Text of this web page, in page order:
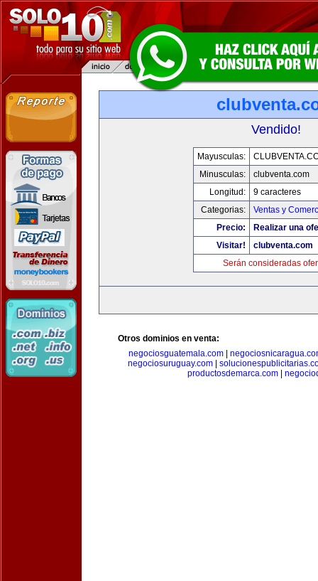
Vendido!
Mayusculas:
Minusculas:
clubventa.com
Longitud:
9 caracteres
Categorias:
Ventas y
Precio:
Realizar una
Visitar!
clubventa.com
Serán consideradas
Otros dominios en venta:
negociosguatemala.com
negociosuruguay.com
productosdemarca.com